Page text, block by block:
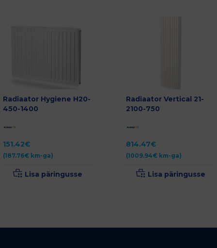
Radiaator Hygiene H20-
450-1400
151.42€
(187.76€ km-ga)
Lisa päringusse
Radiaator Vertical 21-
2100-750
814.47€
(1009.94€ km-ga)
Lisa päringusse